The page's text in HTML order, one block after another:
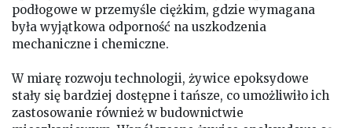
podłogowe w przemyśle ciężkim, gdzie wymagana
była wyjątkowa odporność na uszkodzenia
mechaniczne i chemiczne.
W miarę rozwoju technologii, żywice epoksydowe
stały się bardziej dostępne i tańsze, co umożliwiło ich
zastosowanie również w budownictwie